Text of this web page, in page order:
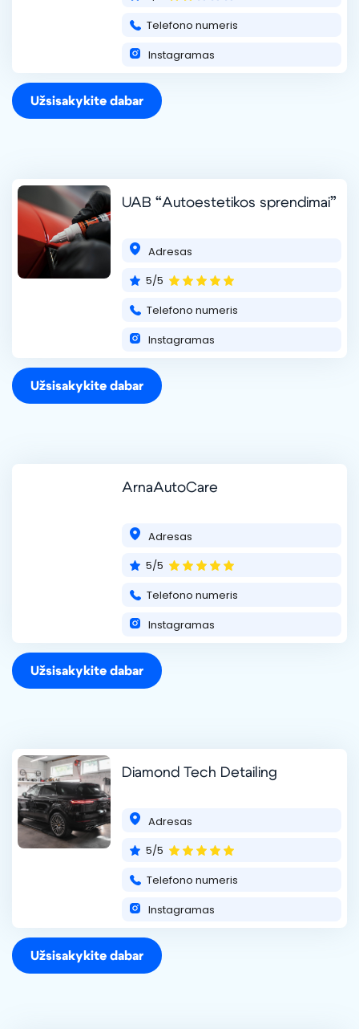
Telefono numeris
Instagramas
Užsisakykite dabar
UAB “Autoestetikos sprendimai”
Adresas
5/5
Telefono numeris
Instagramas
Užsisakykite dabar
ArnaAutoCare
Adresas
5/5
Telefono numeris
Instagramas
Užsisakykite dabar
Diamond Tech Detailing
Adresas
5/5
Telefono numeris
Instagramas
Užsisakykite dabar